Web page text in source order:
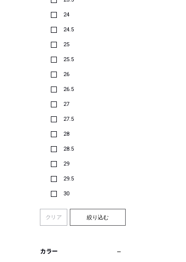
24
24.5
25
25.5
26
26.5
27
27.5
28
28.5
29
29.5
30
クリア 絞り込む
カラー